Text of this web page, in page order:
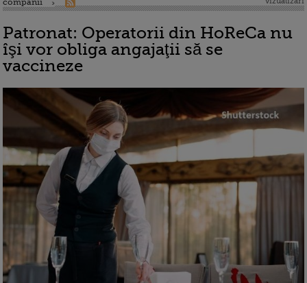
companii
Patronat: Operatorii din HoReCa nu
îşi vor obliga angajaţii să se
vaccineze